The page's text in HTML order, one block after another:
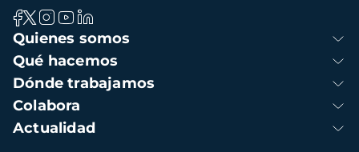
Navegación
principal
Quienes somos
Qué hacemos
Dónde trabajamos
Colabora
Actualidad